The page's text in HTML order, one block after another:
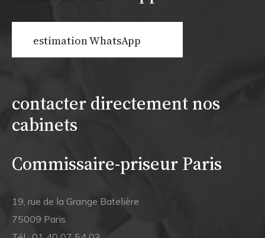
estimation WhatsApp
contacter directement nos
cabinets
Commissaire-priseur Paris
19, rue de la Grange Batelière
75009 Paris